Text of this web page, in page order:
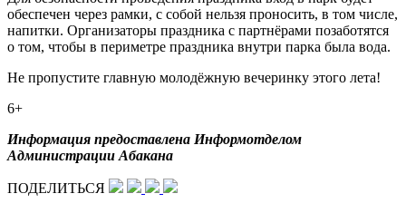
обеспечен через рамки, с собой нельзя проносить, в том числе,
напитки. Организаторы праздника с партнёрами позаботятся
о том, чтобы в периметре праздника внутри парка была вода.
Не пропустите главную молодёжную вечеринку этого лета!
6+
Информация предоставлена Информотделом
Администрации Абакана
ПОДЕЛИТЬСЯ